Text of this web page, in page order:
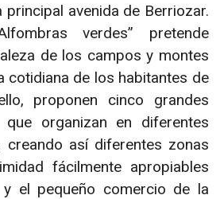
principal avenida de Berriozar.
verdes” pretende
de los campos y montes
cotidiana de los habitantes de
proponen cinco grandes
organizan en diferentes
creando así diferentes zonas
fácilmente apropiables
el pequeño comercio de la